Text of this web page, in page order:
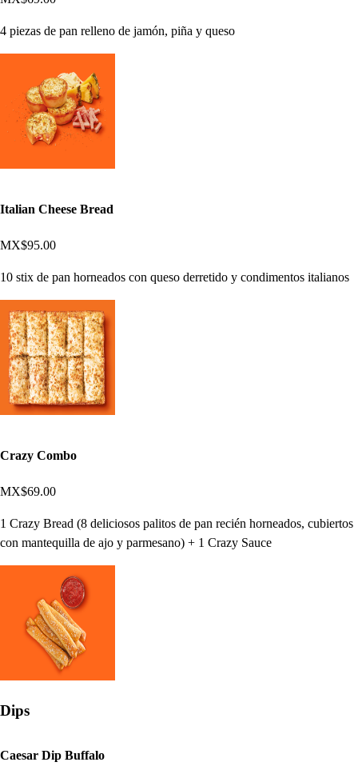
4 piezas de pan relleno de jamón, piña y queso
Italian Cheese Bread
MX$95.00
10 stix de pan horneados con queso derretido y condimentos italianos
Crazy Combo
MX$69.00
1 Crazy Bread (8 deliciosos palitos de pan recién horneados, cubiertos
con mantequilla de ajo y parmesano) + 1 Crazy Sauce
Dips
Caesar Dip Buffalo